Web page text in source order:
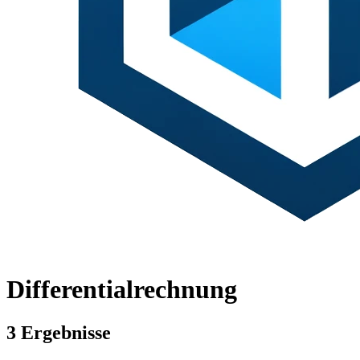
Differentialrechnung
3 Ergebnisse